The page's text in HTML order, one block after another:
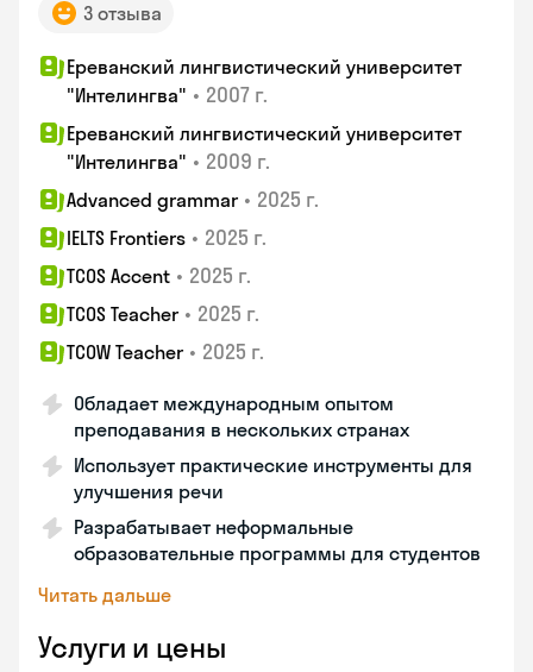
3 отзыва
Ереванский лингвистический университет
"Интелингва" • 2007 г.
Ереванский лингвистический университет
"Интелингва" • 2009 г.
Advanced grammar • 2025 г.
IELTS Frontiers • 2025 г.
TCOS Accent • 2025 г.
TCOS Teacher • 2025 г.
TCOW Teacher • 2025 г.
Обладает международным опытом
преподавания в нескольких странах
Использует практические инструменты для
улучшения речи
Разрабатывает неформальные
образовательные программы для студентов
Читать дальше
Услуги и цены